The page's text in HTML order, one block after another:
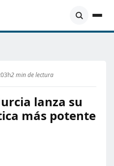
2 min de lectura
lanza su
más potente